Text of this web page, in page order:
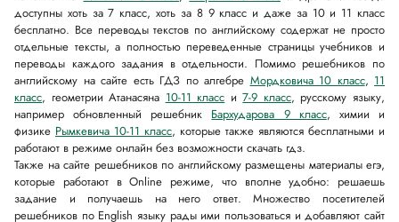
доступны хоть за 7 класс, хоть за 8 9 класс и даже за 10 и 11 класс
бесплатно. Все переводы текстов по английскому содержат не просто
отдельные тексты, а полностью переведенные страницы учебников и
переводы каждого задания в отдельности. Помимо решебников по
английскому на сайте есть ГДЗ по алгебре Мордковича 10 класс, 11
класс, геометрии Атанасяна 10-11 класс и7-9 класс, русскому языку,
например обновленный решебник Бархударова 9 класс, химии и
физике Рымкевича 10-11 класс, которые также являются бесплатными и
работают в режиме онлайн без возможности скачать гдз.
Также на сайте решебников по английскому размещены материалы егэ,
которые работают в Online режиме, что вполне удобно: решаешь
задание и получаешь на него ответ. Множество посетителей
решебников по English языку рады ими пользоваться и добавляют сайт